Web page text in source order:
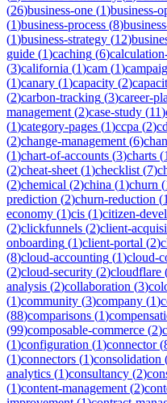
(26)business-one (1)business-
(1)business-process (8)
(1)business-strategy (12)
guide (1)caching (6)
(3)california (1)cam (1)
(1)canary (1)capacity (2)
(2)carbon-tracking (3)career-
management (2)case-study (11)
(1)category-pages (1)ccpa (2)
(2)change-management (6)
(1)chart-of-accounts (3)charts (1
(2)cheat-sheet (1)checklist (7)
(2)chemical (2)china (1)churn (
prediction (2)churn-reduction (1
economy (1)cis (1)citizen-
(2)clickfunnels (2)client-
onboarding (1)client-portal (2)
(8)cloud-accounting (1)cloud-
(2)cloud-security (2)cloudflare
analysis (2)collaboration (3)
(1)community (3)company (1)
(88)comparisons (1)
(99)composable-commerce (2)
(1)configuration (1)connector(
(1)connectors (1)consolidation
analytics (1)consultancy (2)
(1)content-management (2)